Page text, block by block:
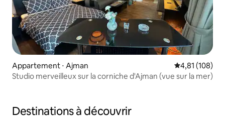
Appartement ⋅ Ajman Évaluation
4,81 (108)
Studio merveilleux sur la corniche d'Ajman (vue sur la mer)
Destinations à découvrir